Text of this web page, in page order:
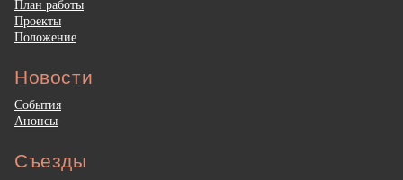
План работы
Проекты
Положение
Новости
События
Анонсы
Съезды